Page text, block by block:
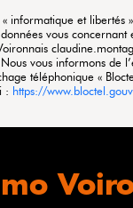
informatique et libertés
vous
vous informons de
téléphonique «
: https://